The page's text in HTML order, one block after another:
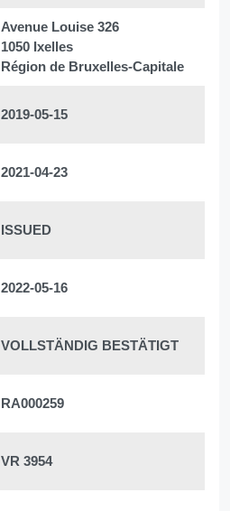
Avenue Louise 326
1050 Ixelles
Région de Bruxelles-Capitale
2019-05-15
2021-04-23
ISSUED
2022-05-16
VOLLSTÄNDIG BESTÄTIGT
RA000259
VR 3954